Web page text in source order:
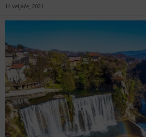
14 veljače, 2021